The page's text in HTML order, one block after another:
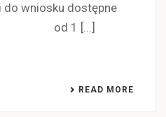
do wniosku dostępne
od 1 [...]
READ MORE